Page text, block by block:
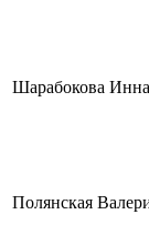
Шарабокова
Полянская